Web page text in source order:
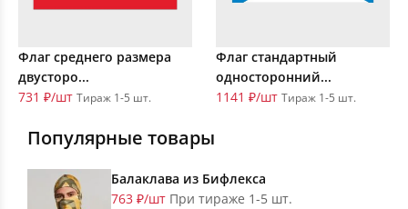
Флаг среднего размера
двусторо...
731 ₽/шт Тираж 1-5 шт.
Флаг стандартный
односторонний...
1141 ₽/шт Тираж 1-5 шт.
Популярные товары
Балаклава из Бифлекса
763 ₽/шт При тираже 1-5 шт.